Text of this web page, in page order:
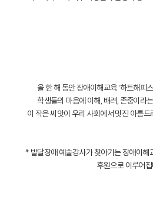
올 한 해 동안 장애이해교육 ‘하트해피
학생들의 마음에 이해, 배려, 존중이라
이 작은 씨앗이 우리 사회에서 멋진 아름
* 발달장애 예술강사가 찾아가는 장애이해
후원으로 이루어